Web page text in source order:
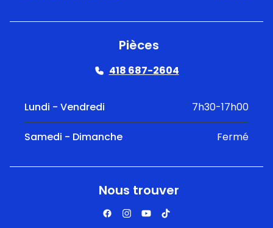
Pièces
418 687-2604
Lundi - Vendredi 7h30-17h00
Samedi - Dimanche Fermé
Nous trouver